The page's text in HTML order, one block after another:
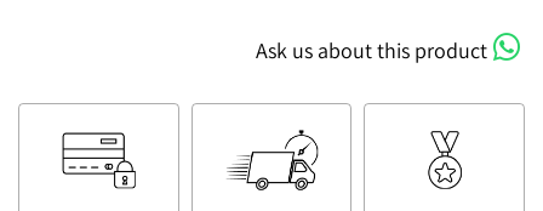
Ask us about this product